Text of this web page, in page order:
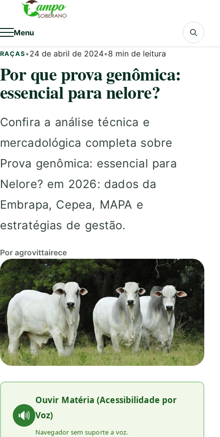
Pular para o conteúdo
Menu
RAÇAS •24 de abril de 2024•8 min de leitura
Por que prova genômica:
essencial para nelore?
Confira a análise técnica e
mercadológica completa sobre
Prova genômica: essencial para
Nelore? em 2026: dados da
Embrapa, Cepea, MAPA e
estratégias de gestão.
Por agrovittairece
🔊
Ouvir Matéria (Acessibilidade por
Voz)
Navegador sem suporte a voz.